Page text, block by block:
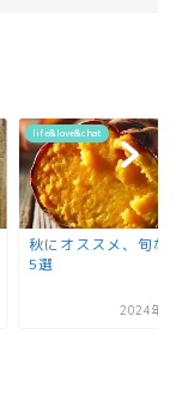
life&love&chat
ネガティブ感情を活
て、努力に変えよう
2024年5